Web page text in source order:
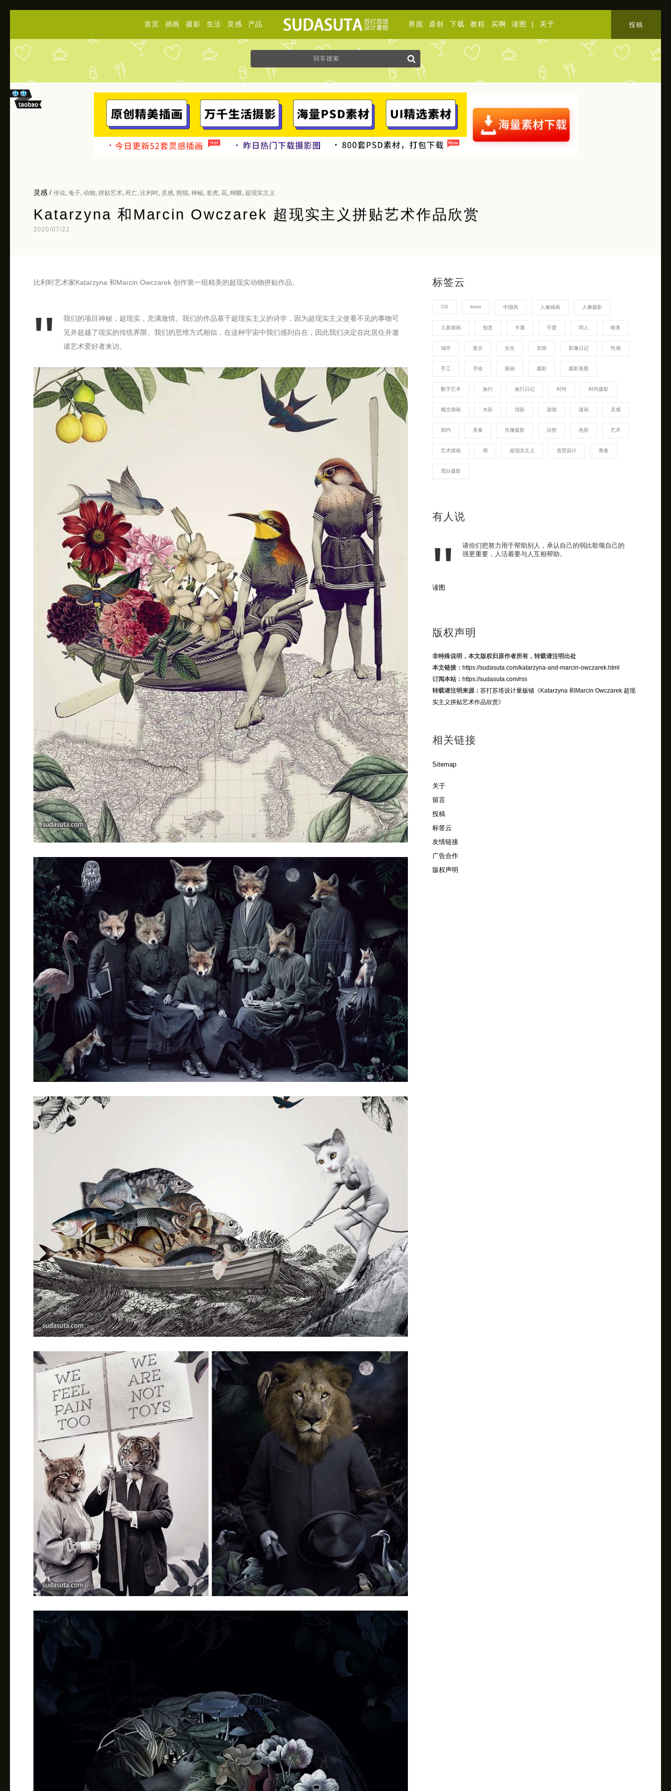
首页 插画 摄影 生活 灵感 产品 界面 原创 下载 教程 买啊 读图 | 关于 投稿
灵感 / 传说 兔子 动物 拼贴艺术 死亡 比利时 灵感 熊猫 神秘 老虎 花 蝴蝶 超现实主义
Katarzyna 和Marcin Owczarek 超现实主义拼贴艺术作品欣赏
2020/07/22
比利时艺术家Katarzyna 和Marcin Owczarek 创作第一组精美的超现实动物拼贴作品。
我们的项目神秘，超现实，充满激情。我们的作品基于超现实主义的诗学，因为超现实主义使看不见的事物可
见并超越了现实的传统界限。我们的思维方式相似，在这种宇宙中我们感到自在，因此我们决定在此居住并邀
请艺术爱好者来访。
标签云
CG lomo 中国风 人像插画 人像摄影
儿童插画 创意 卡通 可爱 同人 唯美
城市 复古 女生 安静 影像日记 性感
手工 手绘 插画 摄影 摄影美图
数字艺术 旅行 旅行日记 时尚 时尚摄影
概念插画 水彩 清新 游戏 漫画 灵感
简约 美食 肖像摄影 自然 色彩 艺术
艺术插画 萌 超现实主义 造型设计 青春
黑白摄影
有人说
请你们把努力用于帮助别人，承认自己的弱比歌颂自己的
强更重要，人活着要与人互相帮助。
读图
版权声明
非特殊说明，本文版权归原作者所有，转载请注明出处
本文链接： https://sudasuta.com/katarzyna-and-marcin-owczarek.html
订阅本站： https://sudasuta.com/rss
转载请注明来源： 苏打苏塔设计量贩铺《Katarzyna 和Marcin Owczarek 超现
实主义拼贴艺术作品欣赏》
相关链接
Sitemap
关于
留言
投稿
标签云
友情链接
广告合作
版权声明